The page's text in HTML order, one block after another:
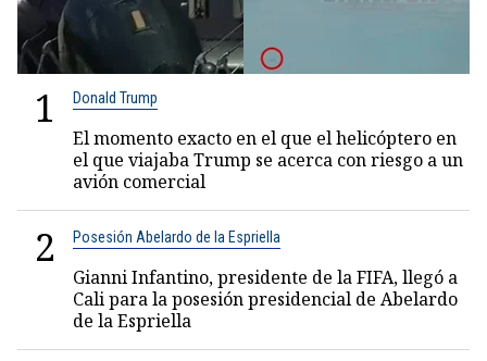
1 Donald Trump
El momento exacto en el que el helicóptero en
el que viajaba Trump se acerca con riesgo a un
avión comercial
2 Posesión Abelardo de la Espriella
Gianni Infantino, presidente de la FIFA, llegó a
Cali para la posesión presidencial de Abelardo
de la Espriella